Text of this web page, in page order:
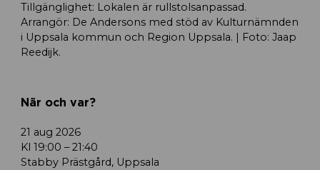
Tillgänglighet: Lokalen är rullstolsanpassad.
Arrangör: De Andersons med stöd av Kulturnämnden
i Uppsala kommun och Region Uppsala. | Foto: Jaap
Reedijk.
När och var?
21 aug 2026
Kl 19:00 – 21:40
Stabby Prästgård, Uppsala